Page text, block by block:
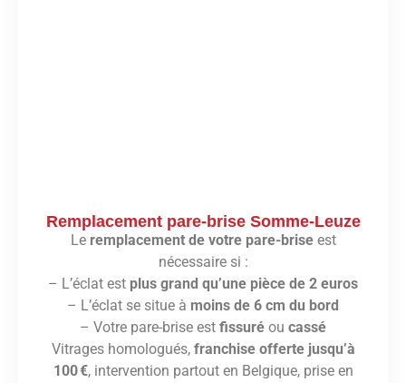
Remplacement pare-brise Somme-Leuze
Le remplacement de votre pare-briseest
nécessaire si :
– L’éclat est plus grand qu’une pièce de 2 euros
– L’éclat se situe à moins de 6 cm du bord
– Votre pare-brise est fissuré ou cassé
Vitrages homologués, franchise offerte jusqu’à
100 €, intervention partout en Belgique, prise en